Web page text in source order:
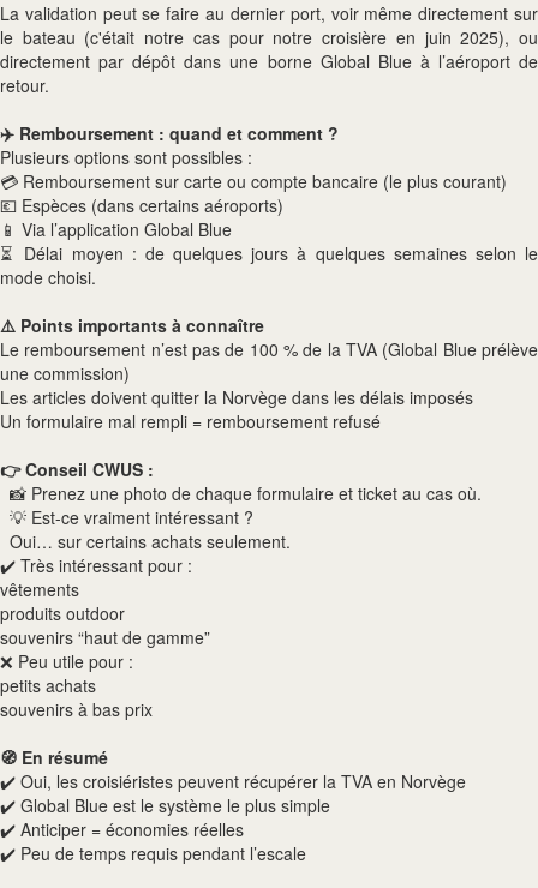
La validation peut se faire au dernier port, voir même directement sur
le bateau (c'était notre cas pour notre croisière en juin 2025), ou
directement par dépôt dans une borne Global Blue à l’aéroport de
retour.
✈️ Remboursement : quand et comment ?
Plusieurs options sont possibles :
💳 Remboursement sur carte ou compte bancaire (le plus courant)
💶 Espèces (dans certains aéroports)
📱 Via l’application Global Blue
⏳ Délai moyen : de quelques jours à quelques semaines selon le
mode choisi.
⚠️ Points importants à connaître
Le remboursement n’est pas de 100 % de la TVA (Global Blue prélève
une commission)
Les articles doivent quitter la Norvège dans les délais imposés
Un formulaire mal rempli = remboursement refusé
👉 Conseil CWUS :
📸 Prenez une photo de chaque formulaire et ticket au cas où.
💡 Est-ce vraiment intéressant ?
Oui… sur certains achats seulement.
✔️ Très intéressant pour :
vêtements
produits outdoor
souvenirs “haut de gamme”
❌ Peu utile pour :
petits achats
souvenirs à bas prix
🧭 En résumé
✔️ Oui, les croisiéristes peuvent récupérer la TVA en Norvège
✔️ Global Blue est le système le plus simple
✔️ Anticiper = économies réelles
✔️ Peu de temps requis pendant l’escale